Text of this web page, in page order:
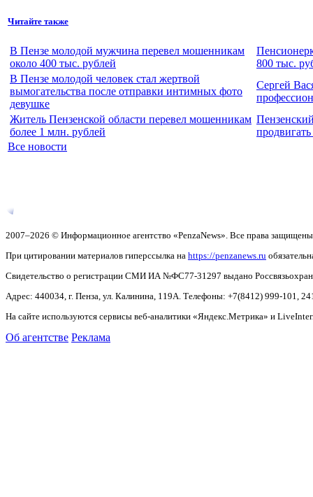
Читайте также
В Пензе молодой мужчина перевел мошенникам
около 400 тыс. рублей
800 тыс.
В Пензе молодой человек стал жертвой
вымогательства после отправки интимных фото
девушке
Сергей
Житель Пензенской области перевел мошенникам
более 1 млн. рублей
Все новости
2007–2026 © Информационное агентство «PenzaNews». Все права
При цитировании материалов гиперссылка на https://penzanews.ru
Свидетельство о регистрации СМИ ИА №ФС77-31297 выдано
Адрес: 440034, г. Пенза, ул. Калинина, 119А. Телефоны: +7(8412) 999-101,
На сайте используются сервисы веб-аналитики «Яндекс.Метрика» и
Об агентстве Реклама